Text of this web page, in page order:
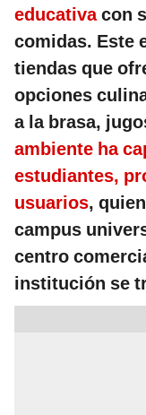
educativacon
comidas. Este
tiendas que
opciones
a la brasa,
ambiente ha
estudiantes,
usuarios,
campus
centro
institución se